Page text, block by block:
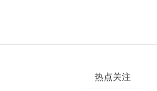
热点关注